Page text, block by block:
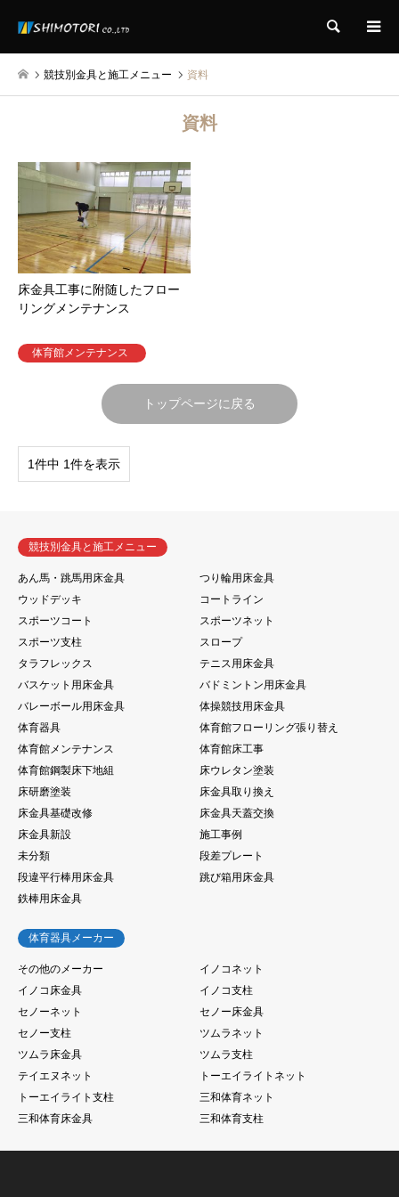
検索
競技別金具と施工メニュー 資料
資料
床金具工事に附随したフロー
リングメンテナンス
体育館メンテナンス
トップページに戻る
1件中 1件を表示
競技別金具と施工メニュー
あん馬・跳馬用床金具
つり輪用床金具
ウッドデッキ
コートライン
スポーツコート
スポーツネット
スポーツ支柱
スロープ
タラフレックス
テニス用床金具
バスケット用床金具
バドミントン用床金具
バレーボール用床金具
体操競技用床金具
体育器具
体育館フローリング張り替え
体育館メンテナンス
体育館床工事
体育館鋼製床下地組
床ウレタン塗装
床研磨塗装
床金具取り換え
床金具基礎改修
床金具天蓋交換
床金具新設
施工事例
未分類
段差プレート
段違平行棒用床金具
跳び箱用床金具
鉄棒用床金具
体育器具メーカー
その他のメーカー
イノコネット
イノコ床金具
イノコ支柱
セノーネット
セノー床金具
セノー支柱
ツムラネット
ツムラ床金具
ツムラ支柱
テイエヌネット
トーエイライトネット
トーエイライト支柱
三和体育ネット
三和体育床金具
三和体育支柱